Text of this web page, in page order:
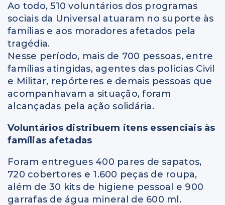
Ao todo, 510 voluntários dos programas
sociais da Universal atuaram no suporte às
famílias e aos moradores afetados pela
tragédia.
Nesse período, mais de 700 pessoas, entre
famílias atingidas, agentes das polícias Civil
e Militar, repórteres e demais pessoas que
acompanhavam a situação, foram
alcançadas pela ação solidária.
Voluntários distribuem itens essenciais às
famílias afetadas
Foram entregues 400 pares de sapatos,
720 cobertores e 1.600 peças de roupa,
além de 30 kits de higiene pessoal e 900
garrafas de água mineral de 600 ml.